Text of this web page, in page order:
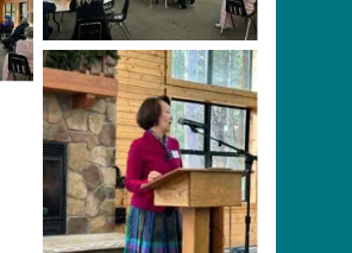
Yin Schaff, Health
Ministries
Coordinator